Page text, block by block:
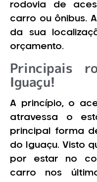
rodovia de
carro ou ônibus.
da sua
orçamento.
Principais
Iguaçu!
A princípio, o
atravessa o
principal forma
do Iguaçu. Visto
por estar no
carro nos